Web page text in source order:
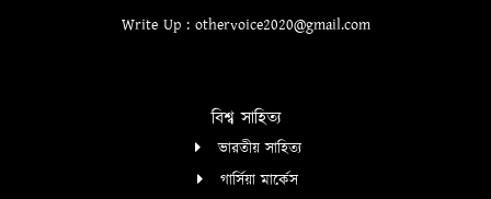
Write Up : othervoice2020@gmail.com
বিশ্ব সাহিত্য
ভারতীয় সাহিত্য
গার্সিয়া মার্কেস